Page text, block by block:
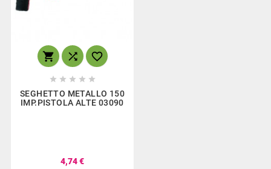
  
    
SEGHETTO METALLO 150
IMP.PISTOLA ALTE 03090
4,74 €